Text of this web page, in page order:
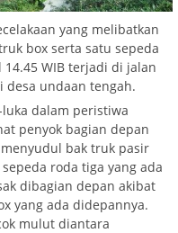
yang melibatkan
box serta satu sepeda
WIB terjadi di jalan
desa undaan tengah.
dalam peristiwa
penyok bagian depan
bak truk pasir
roda tiga yang ada
dibagian depan akibat
yang ada didepannya.
mulut diantara